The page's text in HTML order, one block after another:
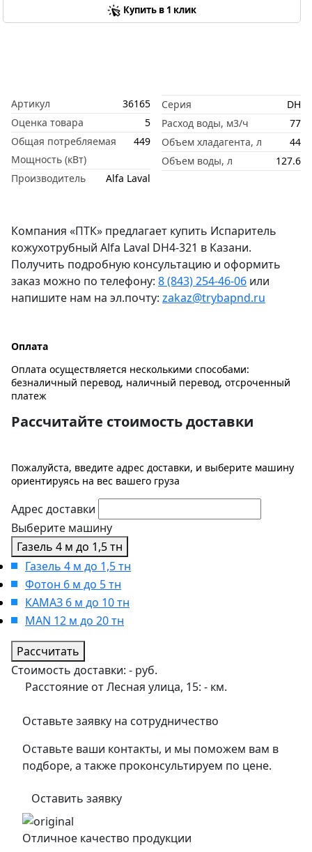
Купить в 1 клик
Артикул
36165
Оценка товара
5
Общая потребляемая
Мощность (кВт)
449
Производитель Alfa Laval
Серия
DH
Расход воды, м3/ч
77
Объем хладагента, л
44
Объем воды, л
127.6
Компания «ПТК» предлагает купить Испаритель
кожухотрубный Alfa Laval DH4-321 в Казани.
Получить подробную консультацию и оформить
заказ можно по телефону: 8 (843) 254-46-06 или
напишите нам на эл.почту: zakaz@trybapnd.ru
Оплата
Оплата осуществляется несколькими способами:
безналичный перевод, наличный перевод, отсроченный
платеж
Рассчитайте стоимость доставки
Пожалуйста, введите адрес доставки, и выберите машину
ориентируясь на вес вашего груза
Адрес доставки
Выберите машину
Газель 4 м до 1,5 тн
Газель 4 м до 1,5 тн
Фотон 6 м до 5 тн
КАМАЗ 6 м до 10 тн
MAN 12 м до 20 тн
Рассчитать
Стоимость доставки: - руб.
Расстояние от Лесная улица, 15: - км.
Оставьте заявку на сотрудничество
Оставьте ваши контакты, и мы поможем вам в
подборе, а также проконсультируем по цене.
Оставить заявку
Отличное качество продукции